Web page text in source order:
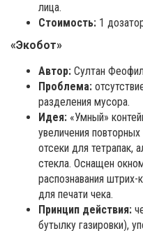
лица.
Стоимость: 1
«Экобот»
Автор: Султан
Проблема:
разделения мусора.
Идея: «Умный»
увеличения
отсеки для тетрапак,
стекла. Оснащен
распознавания штрих-
для печати чека.
Принцип действия:
бутылку газировки),